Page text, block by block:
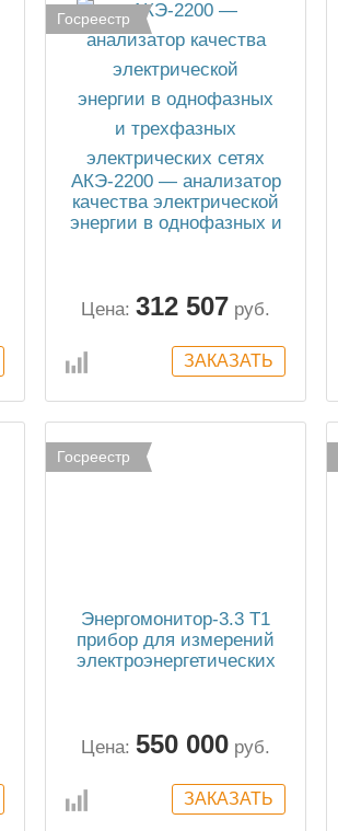
Госреестр
АКЭ-2200 — анализатор
качества электрической
энергии в однофазных и
Цена: 312 507 руб.
Госреестр
Энергомонитор-3.3 Т1
прибор для измерений
электроэнергетических
Цена: 550 000 руб.